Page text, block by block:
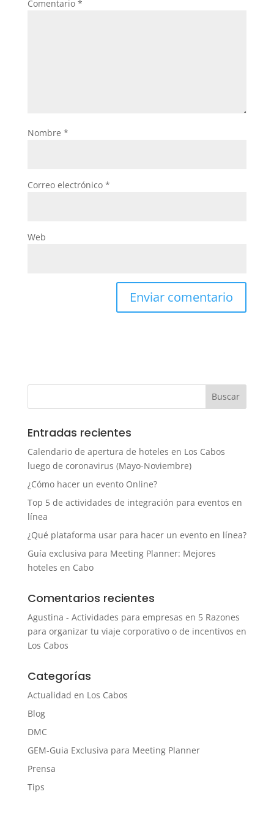
Comentario *
Nombre *
Correo electrónico *
Web
Entradas recientes
Calendario de apertura de hoteles en Los Cabos
luego de coronavirus (Mayo-Noviembre)
¿Cómo hacer un evento Online?
Top 5 de actividades de integración para eventos en
línea
¿Qué plataforma usar para hacer un evento en línea?
Guía exclusiva para Meeting Planner: Mejores
hoteles en Cabo
Comentarios recientes
Agustina - Actividades para empresas en 5 Razones
para organizar tu viaje corporativo o de incentivos en
Los Cabos
Categorías
Actualidad en Los Cabos
Blog
DMC
GEM-Guia Exclusiva para Meeting Planner
Prensa
Tips